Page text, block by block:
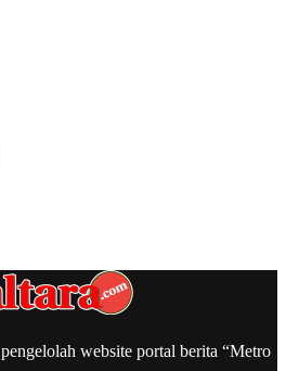
pengelolah website portal berita “Metro